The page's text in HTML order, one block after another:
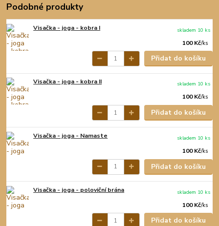
Podobné produkty
Visačka - joga - kobra I
100 Kč/ks
skladem 10 ks
Přidat do košíku
Visačka - joga - kobra II
100 Kč/ks
skladem 10 ks
Přidat do košíku
Visačka - joga - Namaste
100 Kč/ks
skladem 10 ks
Přidat do košíku
Visačka - joga - poloviční brána
100 Kč/ks
skladem 10 ks
Přidat do košíku